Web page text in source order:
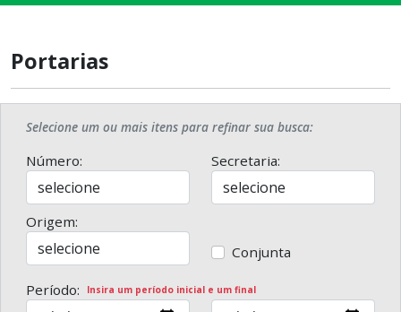
Portarias
Selecione um ou mais itens para refinar sua busca:
Número: Secretaria:
Origem:
Conjunta
Período: Insira um período inicial e um final